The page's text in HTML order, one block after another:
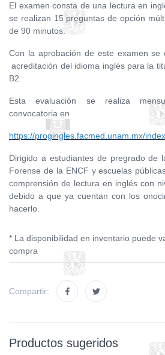
El examen consta de una lectura en
se realizan 15 preguntas de opción
de 90 minutos.
Con la aprobación de este examen se
acreditación del idioma inglés para la
B2.
Esta evaluación se realiza
convocatoria en
https://progingles.facmed.unam.mx/
Dirigido a estudiantes de pregrado de
Forense de la ENCF y escuelas
comprensión de lectura en inglés con
debido a que ya cuentan con los
hacerlo.
* La disponibilidad en inventario puede
compra
Compartir:
Productos sugeridos